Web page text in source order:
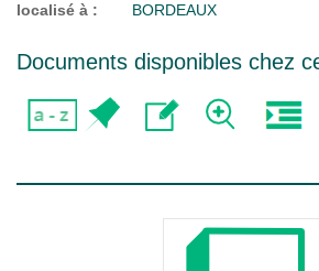
localisé à : BORDEAUX
Documents disponibles chez